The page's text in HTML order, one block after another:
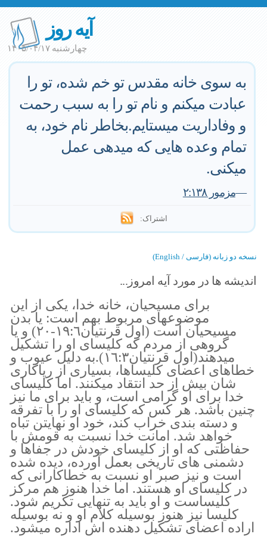
آیه روز
چهارشنبه ۱۴۰۵/۰۴/۱۷
به سوى خانه مقدس تو خم شده، تو را
عبادت ميكنم و نام تو را به سبب رحمت
و وفاداريت ميستايم.بخاطر نام خود، به
تمام وعده هايى كه ميدهى عمل
ميكنى.
—مزمور ۲:۱۳۸
اشتراک:
نسخه دو زبانه (فارسی / English)
اندیشه ها در مورد آیه امروز...
براى مسيحيان، خانه خدا، يكى از اين
موضوعهاى مربوط بهم است: يا بدن
مسيحيان است (اول قرنتيان١٩:٦-٢٠) و يا
گروهى از مردم كه كليساى او را تشكيل
ميدهند(اول قرنتيان١٦:٣).به دليل عيوب و
خطاهاى اعضاى كليساها، بسيارى از رياكارى
شان بيش از حد انتقاد ميكنند. اما كليساى
خدا براى او گرامى است، و بايد براى ما نيز
چنين باشد. هر كس كه كليساى او را با تفرقه
و دسته بندى خراب كند، خود او نهايتن تباه
خواهد شد. امانت خدا نسبت به قومش با
حفاظتى كه او از كليساى خودش در جفاها و
دشمنى هاى تاريخى بعمل آورده، ديده شده
است و نيز صبر او نسبت به خطاكارانى كه
در كليساى او هستند. اما خدا هنوز هم مركز
كليساست و او بايد به تنهايى تكريم شود.
كليسا نيز هنوز بوسيله كلام او و نه بوسيله
اراده اعضاى تشكيل دهنده اش اداره ميشود.